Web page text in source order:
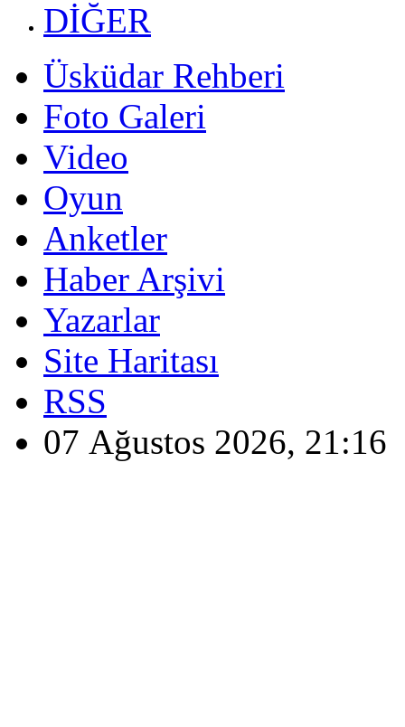
DİĞER
Üsküdar Rehberi
Foto Galeri
Video
Oyun
Anketler
Haber Arşivi
Yazarlar
Site Haritası
RSS
07 Ağustos 2026, 21:16